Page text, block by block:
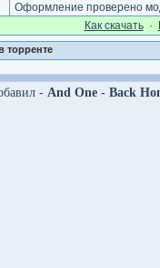
Оформление проверено
Как cкачать·
торренте
- And One - Back